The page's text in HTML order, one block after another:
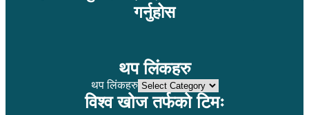
गर्नुहोस
थप लिंकहरु
थप लिंकहरु
विश्व खोज तर्फको टिमः